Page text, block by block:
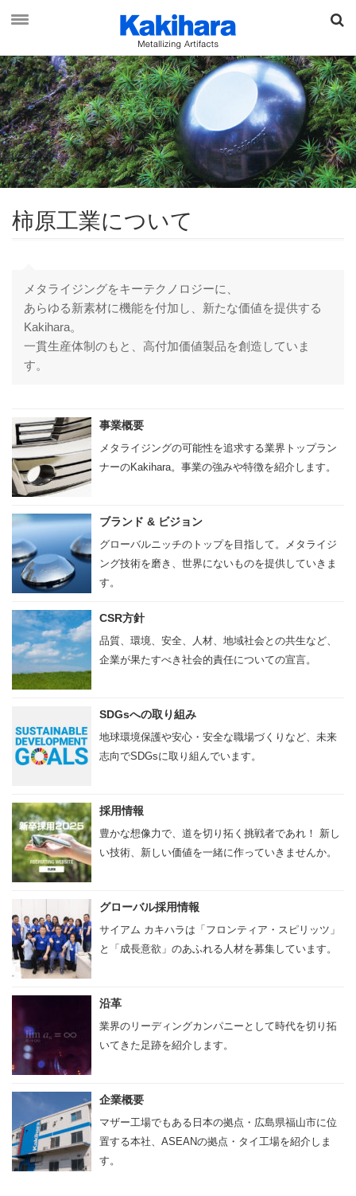
資料ダウンロード お問い合わせ
事業概要
ブランド & ビジョン
採用情報
グローバル採用情報
沿革
企業概要
製品情報
自動車樹脂めっき部品
各分野の機能性樹脂めっき部品
金属めっき部品
研究開発
金型・成形技術
金属表面処理技術
塗装技術
生産システム
樹脂製品 一貫生産システム
トータル・エンジニアリング・システム
品質管理
設備概要
カラーサンプル依頼フォーム
試作・サンプル依頼フォーム
お役立ち情報
コラム
WORKS
柿原工業について
メタライジングをキーテクノロジーに、
あらゆる新素材に機能を付加し、新たな価値を提供する
Kakihara。
一貫生産体制のもと、高付加価値製品を創造していま
す。
事業概要
メタライジングの可能性を追求する業界トップラン
ナーのKakihara。事業の強みや特徴を紹介します。
ブランド & ビジョン
グローバルニッチのトップを目指して。メタライジ
ング技術を磨き、世界にないものを提供していきま
す。
CSR方針
品質、環境、安全、人材、地域社会との共生など、
企業が果たすべき社会的責任についての宣言。
SDGsへの取り組み
地球環境保護や安心・安全な職場づくりなど、未来
志向でSDGsに取り組んでいます。
採用情報
豊かな想像力で、道を切り拓く挑戦者であれ！ 新し
い技術、新しい価値を一緒に作っていきませんか。
グローバル採用情報
サイアム カキハラは「フロンティア・スピリッツ」
と「成長意欲」のあふれる人材を募集しています。
沿革
業界のリーディングカンパニーとして時代を切り拓
いてきた足跡を紹介します。
企業概要
マザー工場でもある日本の拠点・広島県福山市に位
置する本社、ASEANの拠点・タイ工場を紹介しま
す。